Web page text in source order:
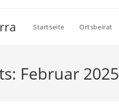
Startseite Ortsbeirat
Februar 2025